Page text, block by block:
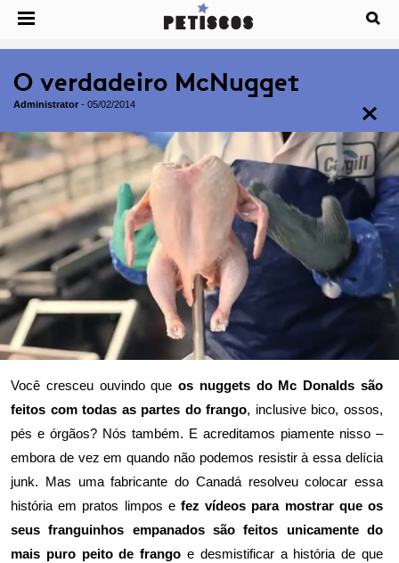
O verdadeiro McNugget
Administrator - 05/02/2014
Você cresceu ouvindo queos nuggets do Mc Donalds são
feitos com todas as partes do frango, inclusive bico, ossos,
pés e órgãos? Nós também. E acreditamos piamente nisso –
embora de vez em quando não podemos resistir à essa delícia
junk. Mas uma fabricante do Canadá resolveu colocar essa
história em pratos limpos e fez vídeos para mostrar que os
seus franguinhos empanados são feitos unicamente do
mais puro peito de frango e desmistificar a história de que